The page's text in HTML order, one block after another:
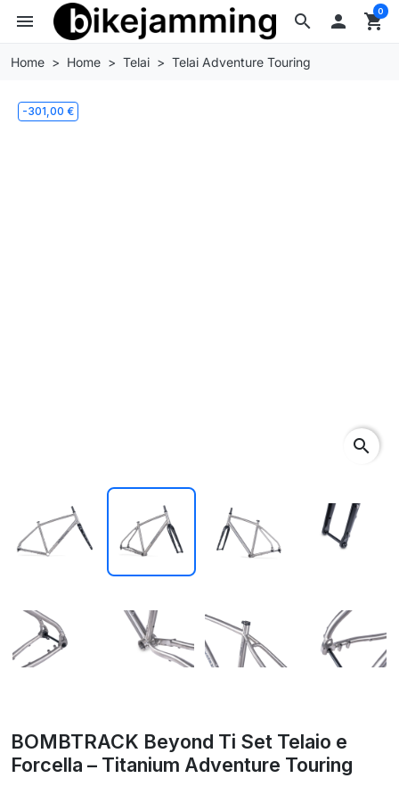
search
menu  shopping_cart
0
Home Home Telai Telai Adventure Touring
-301,00 €
search
BOMBTRACK Beyond Ti Set Telaio e
Forcella – Titanium Adventure Touring